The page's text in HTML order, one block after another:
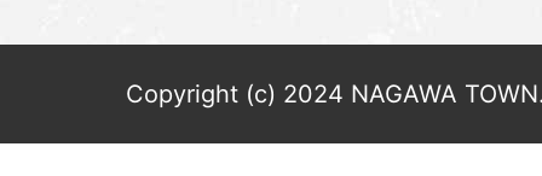
Copyright (c) 2024 NAGAWA